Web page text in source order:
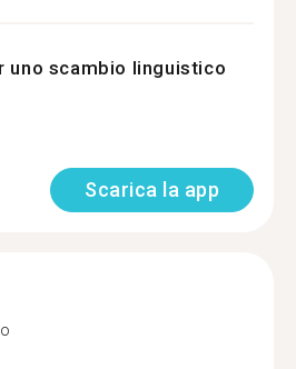
uno scambio linguistico
Scarica la app